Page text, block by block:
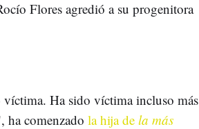
Flores agredió a su progenitora
víctima. Ha sido víctima incluso más
ha comenzado la hija de la más